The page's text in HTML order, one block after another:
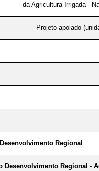
da Agricultura Irrigada -
Projeto apoiado
Regional
Desenvolvimento Regional -